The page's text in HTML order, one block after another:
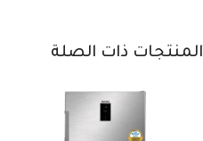
المنتجات ذات الصلة